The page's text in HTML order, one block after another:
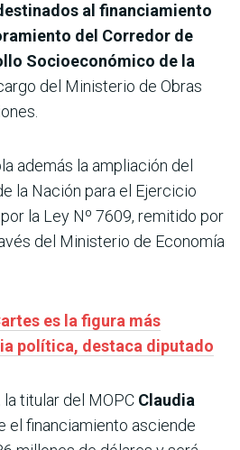
al financiamiento
del Corredor de
Socioeconómico de la
del Ministerio de Obras
además la ampliación del
la Nación para el Ejercicio
la Ley Nº 7609, remitido por
del Ministerio de Economía
es la figura más
política, destaca diputado
titular del MOPC Claudia
el financiamiento asciende